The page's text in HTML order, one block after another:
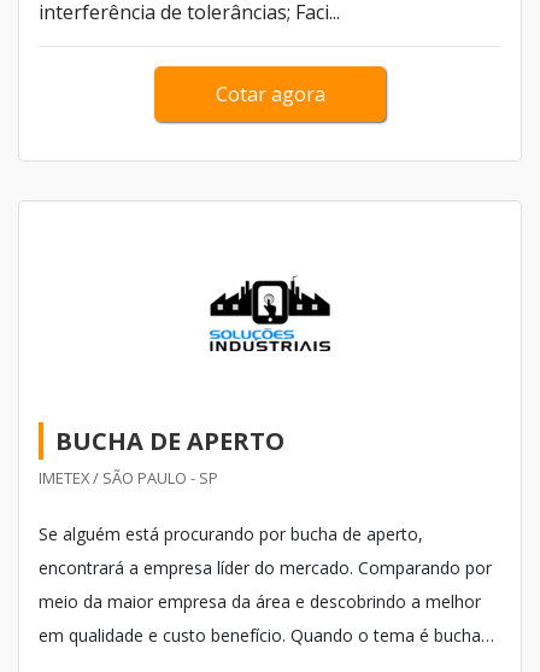
interferência de tolerâncias; Faci...
Cotar agora
BUCHA DE APERTO
IMETEX / SÃO PAULO - SP
Se alguém está procurando por bucha de aperto,
encontrará a empresa líder do mercado. Comparando por
meio da maior empresa da área e descobrindo a melhor
em qualidade e custo benefício. Quando o tema é bucha